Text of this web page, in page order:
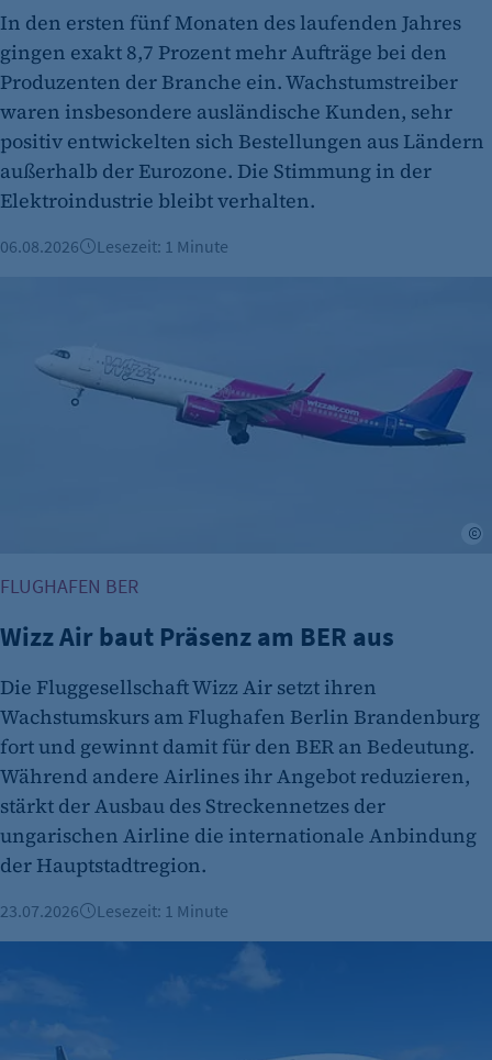
Name:
Anbieter:
etracker GmbH
Zweck:
Erkennung, ob bei dem Besucher die
Scrolltiefe gemessen wird.
Cookie Laufzeit:
In den ersten fünf Monaten des laufenden Jahres
gingen exakt 8,7 Prozent mehr Aufträge bei den
Produzenten der Branche ein. Wachstumstreiber
waren insbesondere ausländische Kunden, sehr
positiv entwickelten sich Bestellungen aus Ländern
außerhalb der Eurozone. Die Stimmung in der
Elektroindustrie bleibt verhalten.
06.08.2026 Lesezeit: 1 Minute
FLUGHAFEN BER
Wizz Air baut Präsenz am BER aus
Die Fluggesellschaft Wizz Air setzt ihren
Wachstumskurs am Flughafen Berlin Brandenburg
fort und gewinnt damit für den BER an Bedeutung.
Während andere Airlines ihr Angebot reduzieren,
stärkt der Ausbau des Streckennetzes der
ungarischen Airline die internationale Anbindung
der Hauptstadtregion.
23.07.2026 Lesezeit: 1 Minute
Bienvenue Air Canada - Neue Langstreckenverbindung